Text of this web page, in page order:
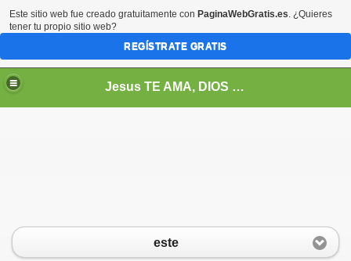
Jesus TE AMA, DIOS Te Quiere, entonces a que esperas? Juan 3 : 16
este
Este sitio web fue creado gratuitamente con PaginaWebGratis.es. ¿Quieres
tener tu propio sitio web?
REGÍSTRATE GRATIS